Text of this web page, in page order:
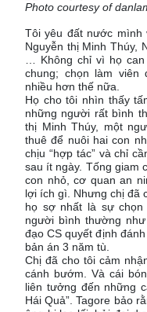
Photo courtesy of
Tôi yêu đất nước
Nguyễn thị Minh Thúy,
… Không chỉ vì họ
chung; chọn làm
nhiều hơn thế nữa.
Họ cho tôi nhìn thấy
những người rất bình
thị Minh Thúy, một
thuê để nuôi hai con
chịu “hợp tác” và chỉ
sau ít ngày. Tống giam
con nhỏ, cơ quan an
lợi ích gì. Nhưng chị đã
họ sợ nhất là sự
người bình thường
đạo CS quyết định
bản án 3 năm tù.
Chị đã cho tôi cảm
cánh bướm. Và cái
liên tưởng đến những
Hái Quả”. Tagore bảo